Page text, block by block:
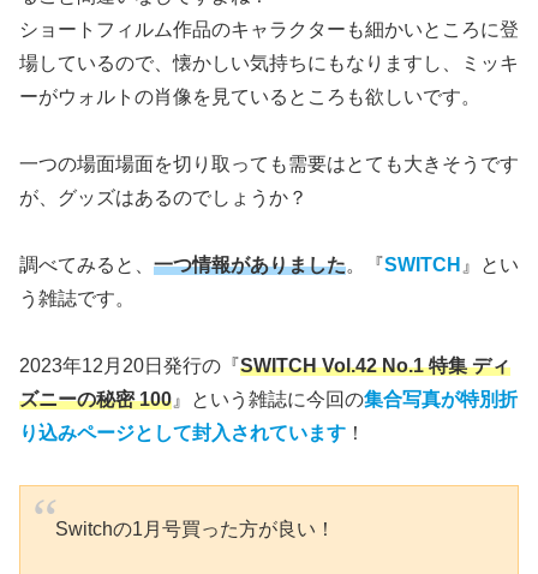
ショートフィルム作品のキャラクターも細かいところに登
場しているので、懐かしい気持ちにもなりますし、ミッキ
ーがウォルトの肖像を見ているところも欲しいです。
一つの場面場面を切り取っても需要はとても大きそうです
が、グッズはあるのでしょうか？
調べてみると、 一つ情報がありました。『SWITCH 』とい
う雑誌です。
2023年12月20日発行の『SWITCH Vol.42 No.1 特集 ディ
ズニーの秘密 100 』という雑誌に今回の集合写真が特別折
り込みページとして封入されています ！
Switchの1月号買った方が良い！